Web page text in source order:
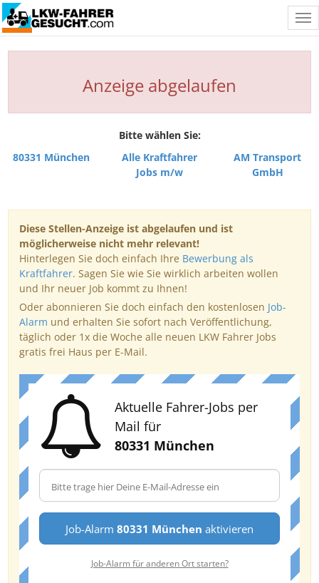
Anzeige abgelaufen
Bitte wählen Sie:
80331 München
Alle Kraftfahrer
Jobs m/w
AM Transport
GmbH
Diese Stellen-Anzeige ist abgelaufen und ist
möglicherweise nicht mehr relevant!
Hinterlegen Sie doch einfach Ihre Bewerbung als
Kraftfahrer. Sagen Sie wie Sie wirklich arbeiten wollen
und Ihr neuer Job kommt zu Ihnen!
Oder abonnieren Sie doch einfach den kostenlosen Job-
Alarm und erhalten Sie sofort nach Veröffentlichung,
täglich oder 1x die Woche alle neuen LKW Fahrer Jobs
gratis frei Haus per E-Mail.
Aktuelle Fahrer-Jobs per
Mail für
80331 München
Job-Alarm 80331 München aktivieren
Job-Alarm für anderen Ort starten?